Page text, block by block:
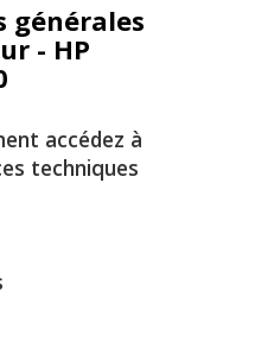
générales
- HP
accédez à
techniques